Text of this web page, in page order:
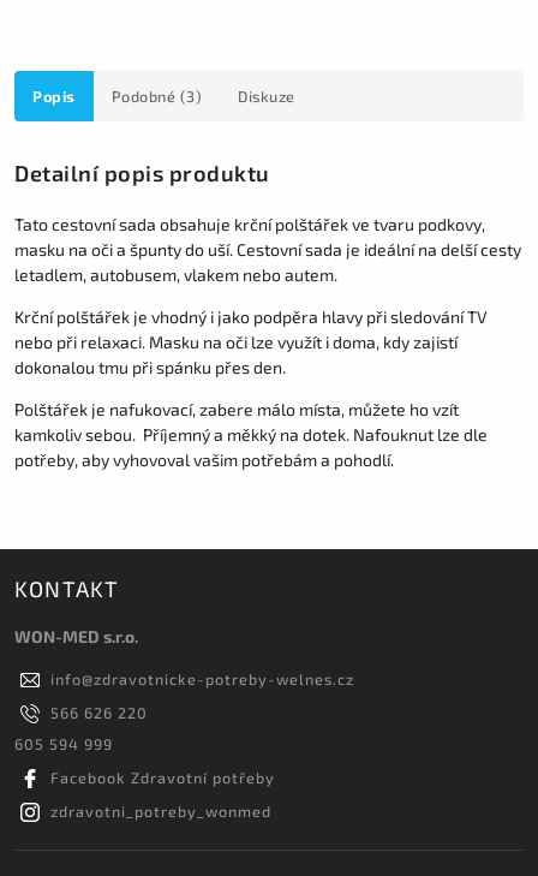
Popis Podobné (3) Diskuze
Detailní popis produktu
Tato cestovní sada obsahuje krční polštářek ve tvaru podkovy,
masku na oči a špunty do uší. Cestovní sada je ideální na delší cesty
letadlem, autobusem, vlakem nebo autem.
Krční polštářek je vhodný i jako podpěra hlavy při sledování TV
nebo při relaxaci. Masku na oči lze využít i doma, kdy zajistí
dokonalou tmu při spánku přes den.
Polštářek je nafukovací, zabere málo místa, můžete ho vzít
kamkoliv sebou. Příjemný a měkký na dotek. Nafouknut lze dle
potřeby, aby vyhovoval vašim potřebám a pohodlí.
KONTAKT
WON-MED s.r.o.
info@zdravotnicke-potreby-welnes.cz
566 626 220
605 594 999
Facebook Zdravotní potřeby
zdravotni_potreby_wonmed